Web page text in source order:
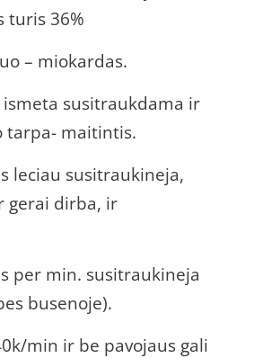
turis 36%
– miokardas.
susitraukdama ir
tarpa- maitintis.
leciau susitraukineja,
gerai dirba, ir
per min. susitraukineja
busenoje).
min ir be pavojaus gali